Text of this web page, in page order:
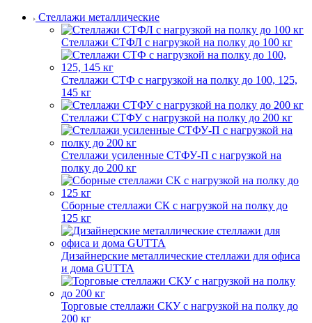
Стеллажи металлические
Стеллажи СТФЛ с нагрузкой на полку до 100 кг
Стеллажи СТФ с нагрузкой на полку до 100, 125,
145 кг
Стеллажи СТФУ с нагрузкой на полку до 200 кг
Стеллажи усиленные СТФУ-П с нагрузкой на
полку до 200 кг
Сборные стеллажи СК с нагрузкой на полку до
125 кг
Дизайнерские металлические стеллажи для офиса
и дома GUTTA
Торговые стеллажи СКУ с нагрузкой на полку до
200 кг